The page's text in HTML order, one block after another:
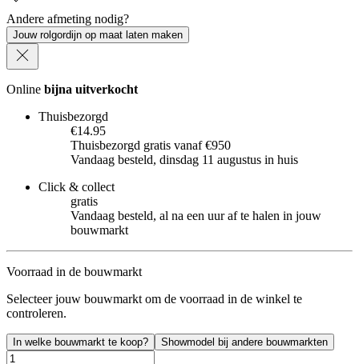
Andere afmeting nodig?
Jouw rolgordijn op maat laten maken
Online bijna uitverkocht
Thuisbezorgd
€14.95
Thuisbezorgd gratis vanaf €950
Vandaag besteld, dinsdag 11 augustus in huis
Click & collect
gratis
Vandaag besteld, al na een uur af te halen in jouw
bouwmarkt
Voorraad in de bouwmarkt
Selecteer jouw bouwmarkt om de voorraad in de winkel te
controleren.
In welke bouwmarkt te koop? Showmodel bij andere bouwmarkten